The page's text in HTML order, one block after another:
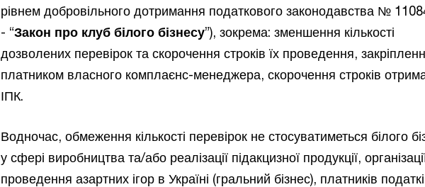
рівнем добровільного дотримання податкового законодавства №
- “Закон про клуб білого бізнесу”), зокрема: зменшення кількості
дозволених перевірок та скорочення строків їх проведення,
платником власного комплаєнс-менеджера, скорочення строків
ІПК.
Водночас, обмеження кількості перевірок не стосуватиметься білого
у сфері виробництва та/або реалізації підакцизної продукції,
проведення азартних ігор в Україні (гральний бізнес), платників